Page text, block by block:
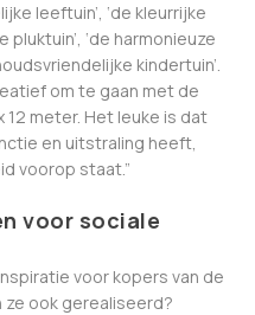
leeftuin’, ‘de kleurrijke
pluktuin’, ‘de harmonieuze
kindertuin’.
om te gaan met de
meter. Het leuke is dat
en uitstraling heeft,
voorop staat.”
voor sociale
voor kopers van de
ze ook gerealiseerd?